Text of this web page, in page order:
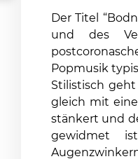
Der Titel
und des
Popmusik
Stilistisch
gleich mit
stänkert und
gewidmet